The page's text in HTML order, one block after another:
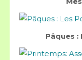
Pâques :